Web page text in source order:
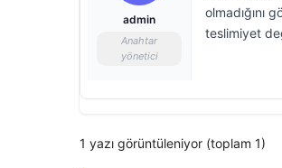
admin
Anahtar
yönetici
olmadığını
teslimiyet
1 yazı görüntüleniyor (toplam 1)